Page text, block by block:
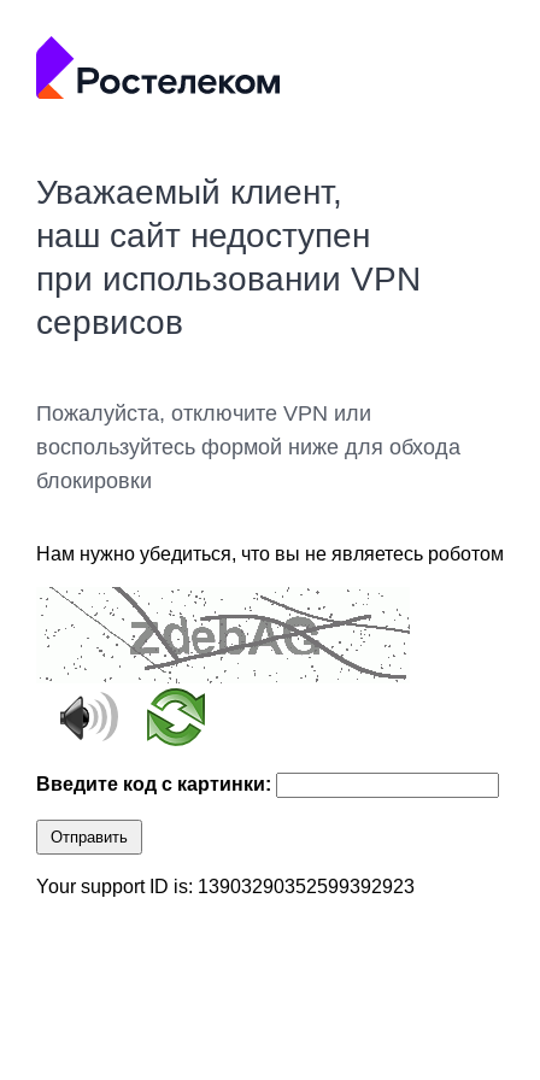
Уважаемый клиент,
наш сайт недоступен
при использовании VPN
сервисов
Пожалуйста, отключите VPN или
воспользуйтесь формой ниже для обхода
блокировки
Нам нужно убедиться, что вы не являетесь роботом
Введите код с картинки:
Отправить
Your support ID is: 13903290352599392923